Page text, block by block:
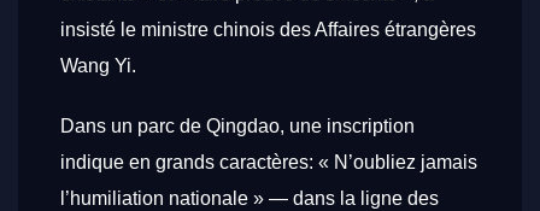
insisté le ministre chinois des Affaires étrangères
Wang Yi.
Dans un parc de Qingdao, une inscription
indique en grands caractères: « N’oubliez jamais
l’humiliation nationale » — dans la ligne des